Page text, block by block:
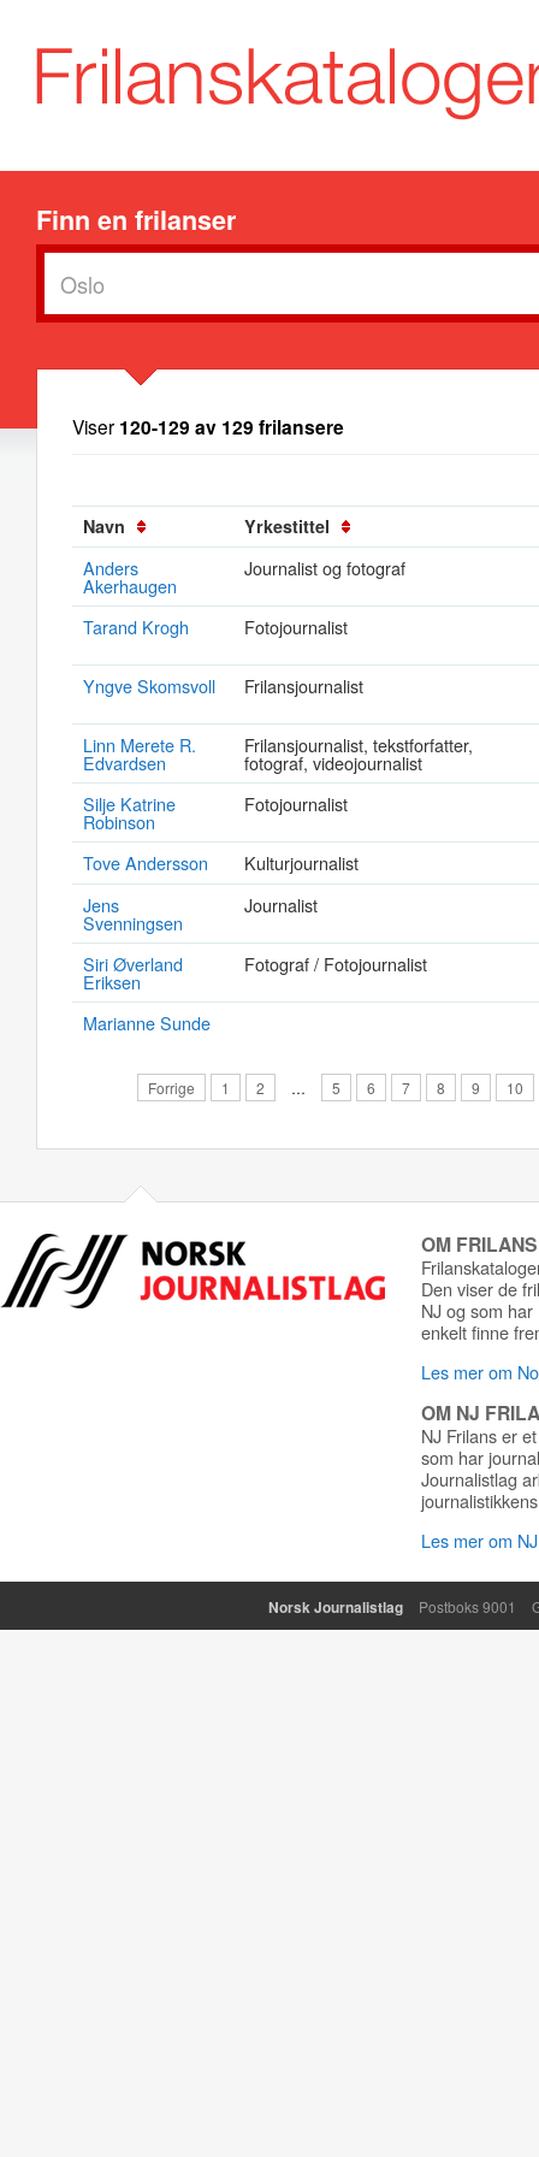
Finn en frilanser
Viser 120-129 av 129 frilansere
Navn Yrkestittel
Anders
Akerhaugen
Journalist og fotograf
Tarand Krogh Fotojournalist
Yngve Skomsvoll Frilansjournalist
Linn Merete R.
Edvardsen
Frilansjournalist, tekstforfatter,
fotograf, videojournalist
Silje Katrine
Robinson
Fotojournalist
Tove Andersson
Kulturjournalist
Jens
Svenningsen
Journalist
Siri Øverland
Eriksen
Fotograf / Fotojournalist
Marianne Sunde
Forrige 1 2 … 5 6 7 8 9 10
OM
Den viser de
NJ og som
enkelt finne
Les mer om
OM NJ
NJ Frilans er
som har
Journalistlag
Les mer om
Norsk Journalistlag Postboks 9001